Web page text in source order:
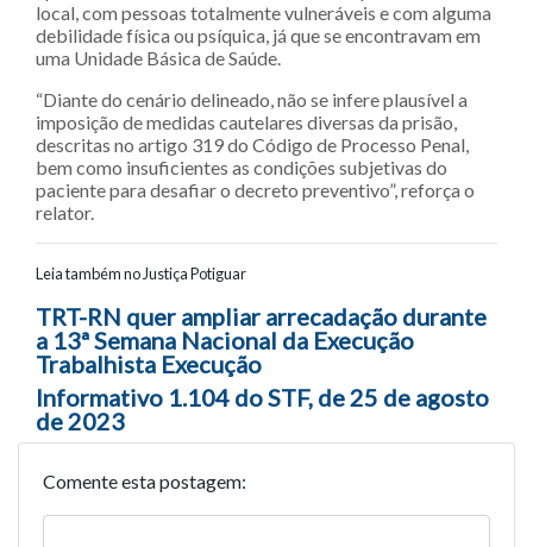
local, com pessoas totalmente vulneráveis e com alguma
debilidade física ou psíquica, já que se encontravam em
uma Unidade Básica de Saúde.
“Diante do cenário delineado, não se infere plausível a
imposição de medidas cautelares diversas da prisão,
descritas no artigo 319 do Código de Processo Penal,
bem como insuficientes as condições subjetivas do
paciente para desafiar o decreto preventivo”, reforça o
relator.
Leia também no Justiça Potiguar
Navegação entre posts
TRT-RN quer ampliar arrecadação durante
a 13ª Semana Nacional da Execução
Trabalhista Execução
Informativo 1.104 do STF, de 25 de agosto
de 2023
Comente esta postagem: